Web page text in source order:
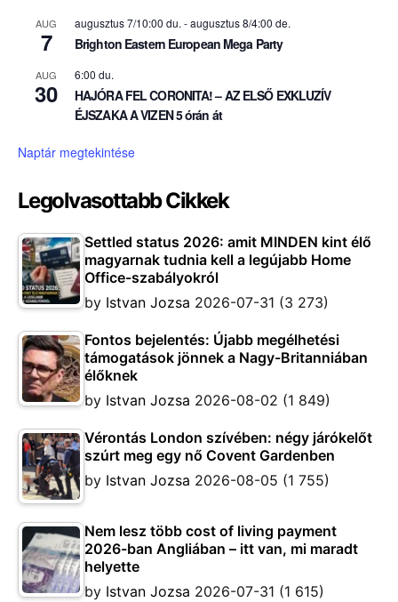
AUG
7
augusztus 7/10:00 du. -augusztus 8/4:00 de.
Brighton Eastern European Mega Party
AUG
30
6:00 du.
HAJÓRA FEL CORONITA! – AZ ELSŐ EXKLUZÍV
ÉJSZAKA A VIZEN 5 órán át
Naptár megtekintése
Legolvasottabb Cikkek
Settled status 2026: amit MINDEN kint élő
magyarnak tudnia kell a legújabb Home
Office-szabályokról
by Istvan Jozsa 2026-07-31 (3 273)
Fontos bejelentés: Újabb megélhetési
támogatások jönnek a Nagy-Britanniában
élőknek
by Istvan Jozsa 2026-08-02 (1 849)
Vérontás London szívében: négy járókelőt
szúrt meg egy nő Covent Gardenben
by Istvan Jozsa 2026-08-05 (1 755)
Nem lesz több cost of living payment
2026-ban Angliában – itt van, mi maradt
helyette
by Istvan Jozsa 2026-07-31 (1 615)